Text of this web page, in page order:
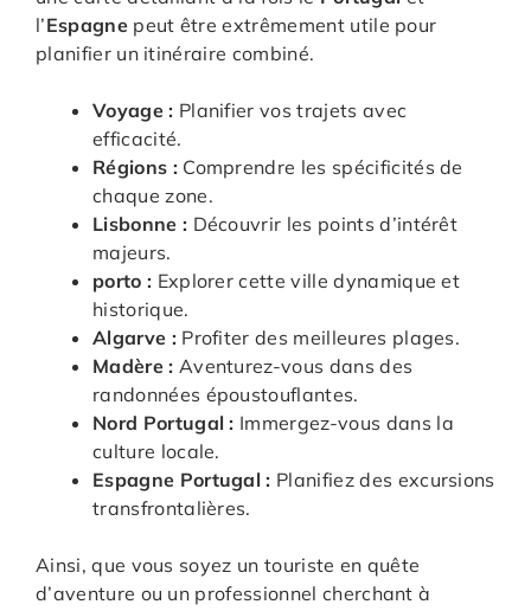
l’Espagnepeut être extrêmement utile pour
planifier un itinéraire combiné.
Voyage : Planifier vos trajets avec
efficacité.
Régions : Comprendre les spécificités de
chaque zone.
Lisbonne : Découvrir les points d’intérêt
majeurs.
porto : Explorer cette ville dynamique et
historique.
Algarve : Profiter des meilleures plages.
Madère : Aventurez-vous dans des
randonnées époustouflantes.
Nord Portugal : Immergez-vous dans la
culture locale.
Espagne Portugal : Planifiez des excursions
transfrontalières.
Ainsi, que vous soyez un touriste en quête
d’aventure ou un professionnel cherchant à